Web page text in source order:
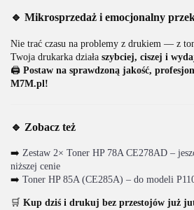
🔹 Mikrosprzedaż i emocjonalny
Nie trać czasu na problemy z drukiem — z
Twoja drukarka działa szybciej, ciszej i
🖨️ Postaw na sprawdzoną jakość,
M7M.pl!
🔹 Zobacz też
➡️ Zestaw 2× Toner HP 78A CE278AD –
niższej cenie
➡️ Toner HP 85A (CE285A) – do modeli
🛒 Kup dziś i drukuj bez przestojów już